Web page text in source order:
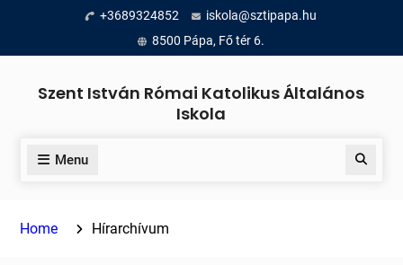
content
+3689324852
iskola@sztipapa.hu
8500 Pápa, Fő tér 6.
Szent István Római Katolikus Általános
Iskola
Menu Search
Home Hírarchívum